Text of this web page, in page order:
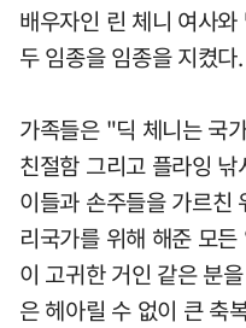
배우자인 린 체니 여사
두 임종을 임종을 지켰다.
가족들은 "딕 체니는 국
친절함 그리고 플라잉
이들과 손주들을 가르
리국가를 위해 해준 모
이 고귀한 거인 같은 분
은 헤아릴 수 없이 큰 축